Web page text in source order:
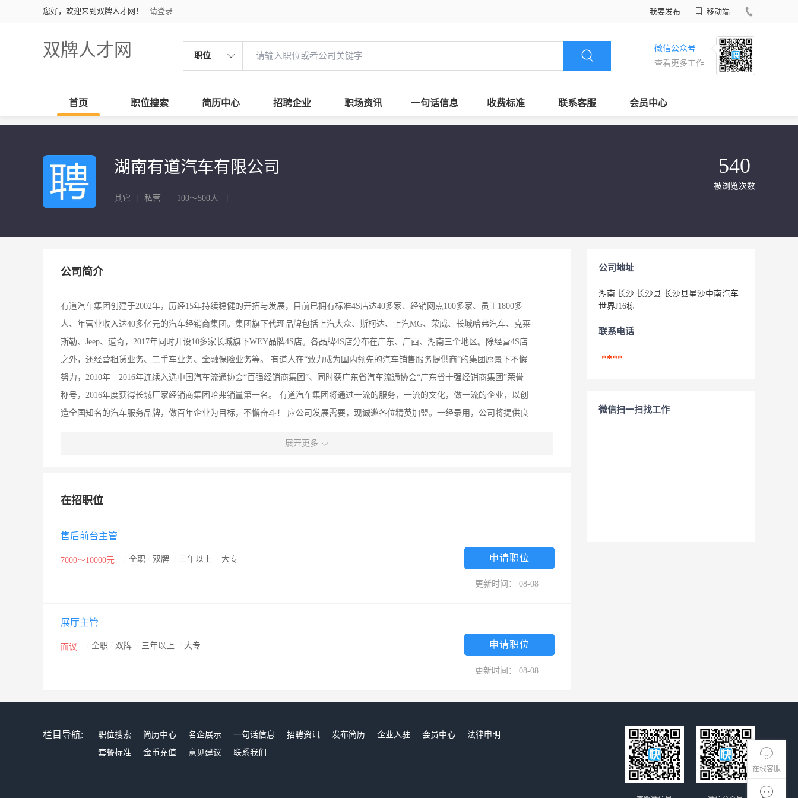
您好，欢迎来到双牌人才网！ 请登录 我要发布 移动端
双牌人才网 职位
微信公众号
查看更多工作
首页 职位搜索 简历中心 招聘企业 职场资讯 一句话信息 收费标准 联系客服 会员中心
在线客服
湖南有道汽车有限公司
其它 私营 100～500人
540
被浏览次数
公司简介
有道汽车集团创建于2002年，历经15年持续稳健的开拓与发展，目前已拥有标准4S店达40多家、经销网点100多家、员工1800多
人、年营业收入达40多亿元的汽车经销商集团。集团旗下代理品牌包括上汽大众、斯柯达、上汽MG、荣威、长城哈弗汽车、克莱
斯勒、Jeep、道奇，2017年同时开设10多家长城旗下WEY品牌4S店。各品牌4S店分布在广东、广西、湖南三个地区。除经营4S店
之外，还经营租赁业务、二手车业务、金融保险业务等。 有道人在“致力成为国内领先的汽车销售服务提供商”的集团愿景下不懈
努力，2010年—2016年连续入选中国汽车流通协会“百强经销商集团”、同时获广东省汽车流通协会“广东省十强经销商集团”荣誉
称号，2016年度获得长城厂家经销商集团哈弗销量第一名。 有道汽车集团将通过一流的服务，一流的文化，做一流的企业，以创
造全国知名的汽车服务品牌，做百年企业为目标，不懈奋斗！ 应公司发展需要，现诚邀各位精英加盟。一经录用，公司将提供良
时，公司提供专业的职业生涯规划指导及丰富的在岗培训，为员工晋升和发展提供充分保障： （1）专业的岗前培训； （2）根据
展开更多
在招职位
售后前台主管
7000～10000元 全职 双牌 三年以上 大专 申请职位
更新时间： 08-08
展厅主管
面议 全职 双牌 三年以上 大专 申请职位
更新时间： 08-08
公司地址
湖南 长沙 长沙县 长沙县星沙中南汽车
世界J16栋
联系电话
****
微信扫一扫找工作
栏目导航: 职位搜索 简历中心 名企展示 一句话信息 招聘资讯 发布简历 企业入驻 会员中心
法律申明
套餐标准
金币充值 意见建议 联系我们